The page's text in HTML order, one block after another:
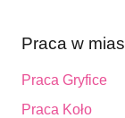
Praca w
Praca Gryfice
Praca Koło